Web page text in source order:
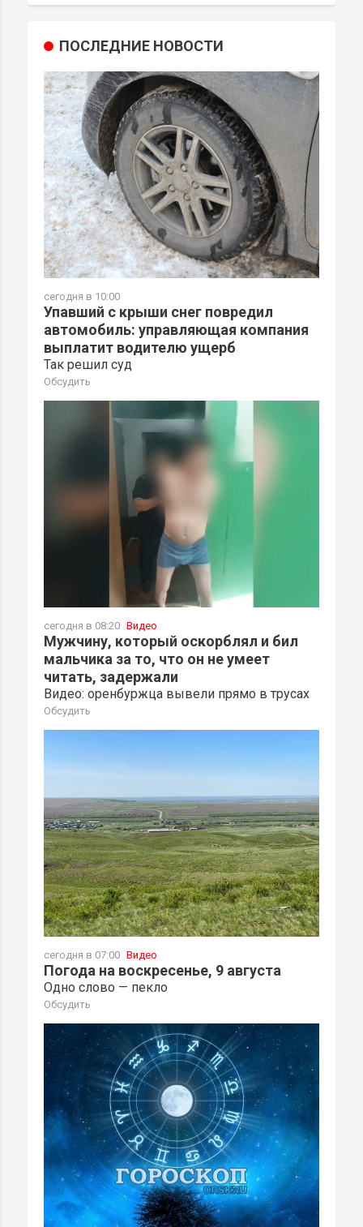
ПОСЛЕДНИЕ НОВОСТИ
сегодня в 10:00
Упавший с крыши снег повредил
автомобиль: управляющая компания
выплатит водителю ущерб
Так решил суд
Обсудить
сегодня в 08:20 Видео
Мужчину, который оскорблял и бил
мальчика за то, что он не умеет
читать, задержали
Видео: оренбуржца вывели прямо в трусах
Обсудить
сегодня в 07:00 Видео
Погода на воскресенье, 9 августа
Одно слово — пекло
Обсудить